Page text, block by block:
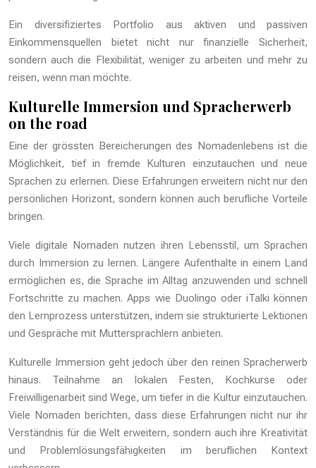
Ein diversifiziertes Portfolio aus aktiven und passiven
Einkommensquellen bietet nicht nur finanzielle Sicherheit,
sondern auch die Flexibilität, weniger zu arbeiten und mehr zu
reisen, wenn man möchte.
Kulturelle Immersion und Spracherwerb
on the road
Eine der grössten Bereicherungen des Nomadenlebens ist die
Möglichkeit, tief in fremde Kulturen einzutauchen und neue
Sprachen zu erlernen. Diese Erfahrungen erweitern nicht nur den
persönlichen Horizont, sondern können auch berufliche Vorteile
bringen.
Viele digitale Nomaden nutzen ihren Lebensstil, um Sprachen
durch Immersion zu lernen. Längere Aufenthalte in einem Land
ermöglichen es, die Sprache im Alltag anzuwenden und schnell
Fortschritte zu machen. Apps wie Duolingo oder iTalki können
den Lernprozess unterstützen, indem sie strukturierte Lektionen
und Gespräche mit Muttersprachlern anbieten.
Kulturelle Immersion geht jedoch über den reinen Spracherwerb
hinaus. Teilnahme an lokalen Festen, Kochkurse oder
Freiwilligenarbeit sind Wege, um tiefer in die Kultur einzutauchen.
Viele Nomaden berichten, dass diese Erfahrungen nicht nur ihr
Verständnis für die Welt erweitern, sondern auch ihre Kreativität
und Problemlösungsfähigkeiten im beruflichen Kontext